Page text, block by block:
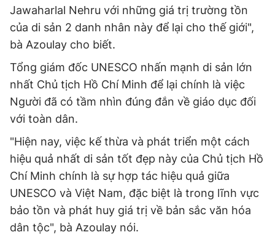
Jawaharlal Nehru với những giá trị trường tồn
của di sản 2 danh nhân này để lại cho thế giới",
bà Azoulay cho biết.
Tổng giám đốc UNESCO nhấn mạnh di sản lớn
nhất Chủ tịch Hồ Chí Minh để lại chính là việc
Người đã có tầm nhìn đúng đắn về giáo dục đối
với toàn dân.
"Hiện nay, việc kế thừa và phát triển một cách
hiệu quả nhất di sản tốt đẹp này của Chủ tịch Hồ
Chí Minh chính là sự hợp tác hiệu quả giữa
UNESCO và Việt Nam, đặc biệt là trong lĩnh vực
bảo tồn và phát huy giá trị về bản sắc văn hóa
dân tộc", bà Azoulay nói.